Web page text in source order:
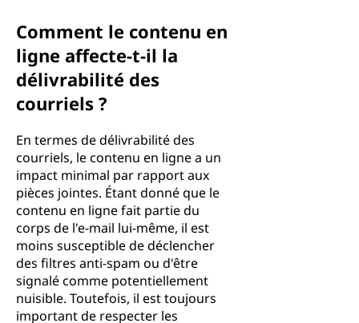
Comment le contenu en
ligne affecte-t-il la
délivrabilité des
courriels ?
En termes de délivrabilité des
courriels, le contenu en ligne a un
impact minimal par rapport aux
pièces jointes. Étant donné que le
contenu en ligne fait partie du
corps de l'e-mail lui-même, il est
moins susceptible de déclencher
des filtres anti-spam ou d'être
signalé comme potentiellement
nuisible. Toutefois, il est toujours
important de respecter les